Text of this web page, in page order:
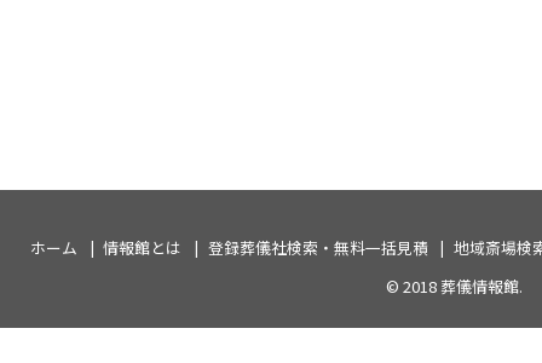
ホーム 情報館とは 登録葬儀社検索・無料一括見積
地域斎場検
© 2018葬儀情報館.